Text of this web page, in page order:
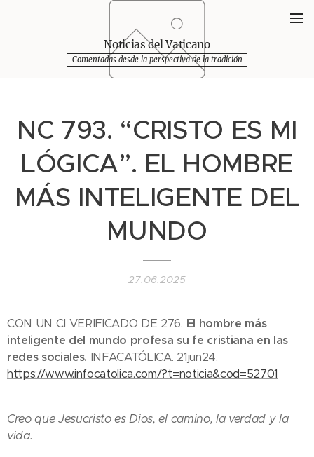
Noticias del Vaticano
Comentadas desde la perspectiva de la tradición
NC 793. “CRISTO ES MI
LÓGICA”. EL HOMBRE
MÁS INTELIGENTE DEL
MUNDO
27.06.2025
CON UN CI VERIFICADO DE 276. El hombre más
inteligente del mundo profesa su fe cristiana en las
redes sociales. INFACATÓLICA. 21jun24.
https://www.infocatolica.com/?t=noticia&cod=52701
Creo que Jesucristo es Dios, el camino, la verdad y la
vida.